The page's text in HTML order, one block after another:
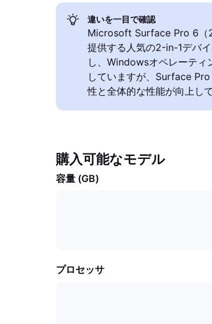
違いを一目で確認
Microsoft Surface Pro 6（
提供する人気の2-in-1デバ
し、Windowsオペレーティ
していますが、Surface
性と全体的な性能が向上して
購入可能なモデル
容量 (GB)
プロセッサ